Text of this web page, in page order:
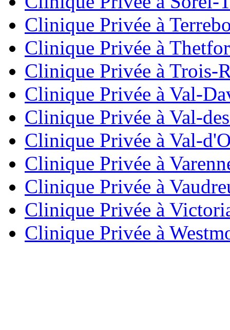
Clinique Privée à
Clinique Privée à
Clinique Privée à Trois-
Clinique Privée à Val-
Clinique Privée à Val-
Clinique Privée à Val-
Clinique Privée à
Clinique Privée à
Clinique Privée à
Clinique Privée à